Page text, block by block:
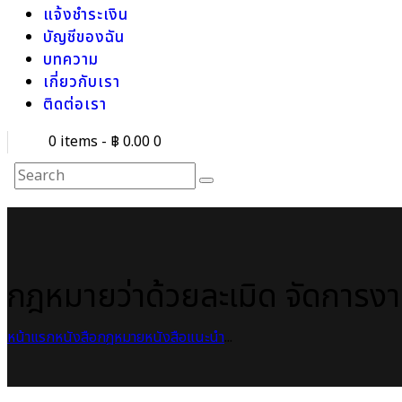
แจ้งชำระเงิน
บัญชีของฉัน
บทความ
เกี่ยวกับเรา
ติดต่อเรา
0 items - ฿ 0.000
หน้าแรกหนังสือกฎหมายหนังสือแนะนำ